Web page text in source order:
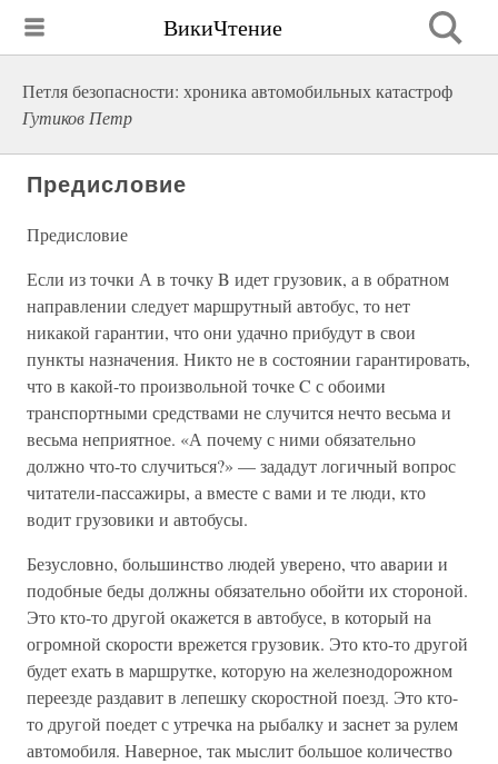
ВикиЧтение
Петля безопасности: хроника автомобильных катастроф
Гутиков Петр
Предисловие
Предисловие
Если из точки А в точку B идет грузовик, а в обратном
направлении следует маршрутный автобус, то нет
никакой гарантии, что они удачно прибудут в свои
пункты назначения. Никто не в состоянии гарантировать,
что в какой-то произвольной точке C с обоими
транспортными средствами не случится нечто весьма и
весьма неприятное. «А почему с ними обязательно
должно что-то случиться?» — зададут логичный вопрос
читатели-пассажиры, а вместе с вами и те люди, кто
водит грузовики и автобусы.
Безусловно, большинство людей уверено, что аварии и
подобные беды должны обязательно обойти их стороной.
Это кто-то другой окажется в автобусе, в который на
огромной скорости врежется грузовик. Это кто-то другой
будет ехать в маршрутке, которую на железнодорожном
переезде раздавит в лепешку скоростной поезд. Это кто-
то другой поедет с утречка на рыбалку и заснет за рулем
автомобиля. Наверное, так мыслит большое количество